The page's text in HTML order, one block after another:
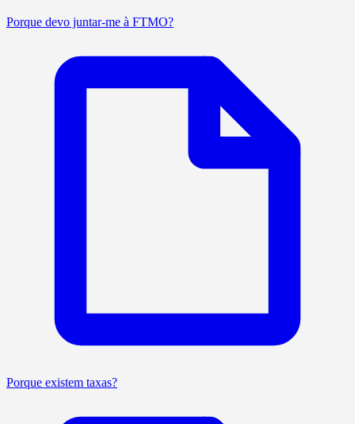
Porque devo juntar-me à FTMO?
Porque existem taxas?